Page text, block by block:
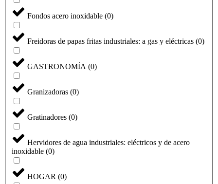
Fondos acero inoxidable (0)
Freidoras de papas fritas industriales: a gas y eléctricas (0)
GASTRONOMÍA (0)
Granizadoras (0)
Gratinadores (0)
Hervidores de agua industriales: eléctricos y de acero
inoxidable (0)
HOGAR (0)